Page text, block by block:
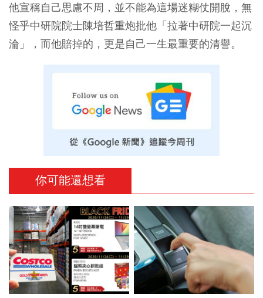
他宣稱自己思慮不周，並不能為這場迷糊仗開脫，無
怪乎中研院院士陳培哲重炮批他「拉著中研院一起沉
淪」，而他賠掉的，更是自己一生最重要的清譽。
你可能還想看